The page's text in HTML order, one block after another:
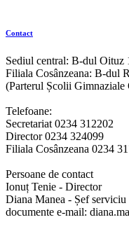
Contact
Sediul central: B-dul Oituz
Filiala Cosânzeana: B-dul
(Parterul Școlii
Telefoane:
Secretariat 0234 312202
Director 0234 324099
Filiala Cosânzeana 0234
Persoane de contact
Ionuț Tenie - Director
Diana Manea - Șef
documente e-mail: